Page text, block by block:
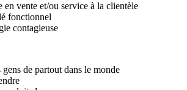
en vente et/ou service à la clientèle
fonctionnel
contagieuse
de partout dans le monde